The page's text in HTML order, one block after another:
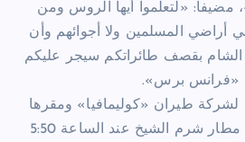
مضيفاً: «لتعلموا أيها الروس ومن
أراضي المسلمين ولا أجوائهم وأن
بقصف طائراتكم سيجر عليكم
«فرانس برس».
لشركة طيران «كوليمافيا» ومقرها
غرب سيبيريا، أقلعت من مطار شرم الشيخ عند الساعة 5:50